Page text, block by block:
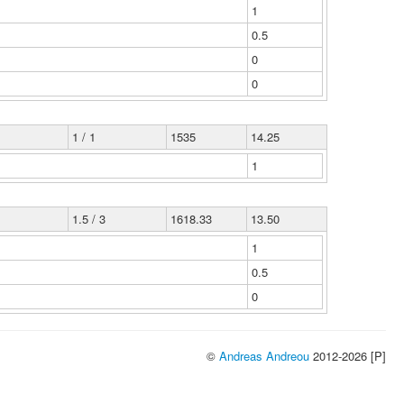
1
0.5
0
0
1 / 1 1535
14.25
1
1.5 / 3 1618.33
13.50
1
0.5
0
© Andreas Andreou 2012-2026 [P]